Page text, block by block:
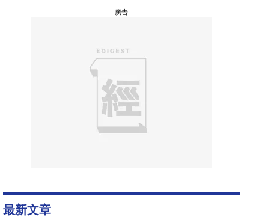
廣告
最新文章